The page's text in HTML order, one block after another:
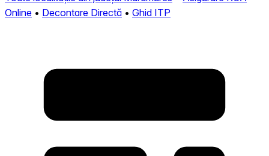
Online • Decontare Directă • Ghid ITP